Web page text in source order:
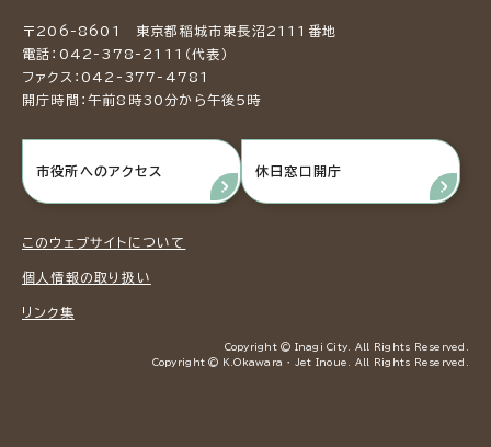
〒206-8601 東京都稲城市東長沼2111番地
電話：042-378-2111（代表）
ファクス：042-377-4781
開庁時間：午前8時30分から午後5時
市役所へのアクセス 休日窓口開庁
このウェブサイトについて
個人情報の取り扱い
リンク集
Copyright © Inagi City. All Rights Reserved.
Copyright © K.Okawara ・ Jet Inoue. All Rights Reserved.